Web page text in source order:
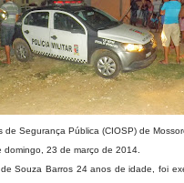
Segurança Pública (CIOSP) de
23 de março de 2014.
Souza Barros 24 anos de idade, foi